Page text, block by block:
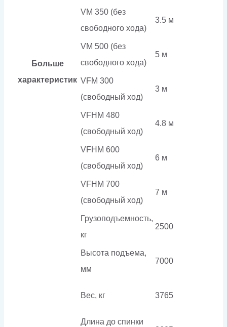
Больше
характеристик
VM 350 (без
свободного хода)
3.5 м
VM 500 (без
свободного хода)
5 м
VFM 300
(свободный ход)
3 м
VFHM 480
(свободный ход)
4.8 м
VFHM 600
(свободный ход)
6 м
VFHM 700
(свободный ход)
7 м
Грузоподъемность,
кг
2500
Высота подъема,
мм
7000
Вес, кг 3765
Длина до спинки